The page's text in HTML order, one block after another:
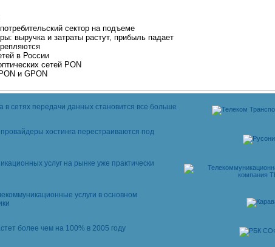
сектор на подъеме
выручка и затраты растут, прибыль падает
в России
сетей PON
и GPON
в сетях передачи данных становится все больше
хостинга перестраиваются под
услуг на рынке уже практически
услуги в основном
более чем на 100% в 2005 году